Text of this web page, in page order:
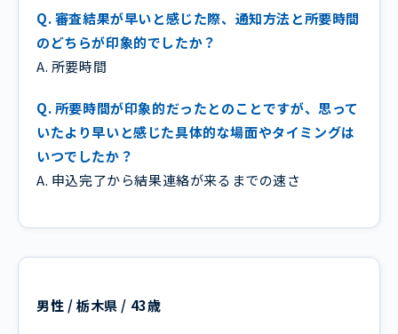
Q. 審査結果が早いと感じた際、通知方法と所要時間
のどちらが印象的でしたか？
A. 所要時間
Q. 所要時間が印象的だったとのことですが、思って
いたより早いと感じた具体的な場面やタイミングは
いつでしたか？
A. 申込完了から結果連絡が来るまでの速さ
男性 / 栃木県 / 43歳